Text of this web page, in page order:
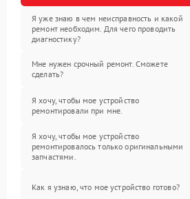
Я уже знаю в чем неисправность и какой
ремонт необходим. Для чего проводить
диагностику?
Мне нужен срочный ремонт. Сможете
сделать?
Я хочу, чтобы мое устройство
ремонтировали при мне.
Я хочу, чтобы мое устройство
ремонтировалось только оригинальными
запчастями.
Как я узнаю, что мое устройство готово?